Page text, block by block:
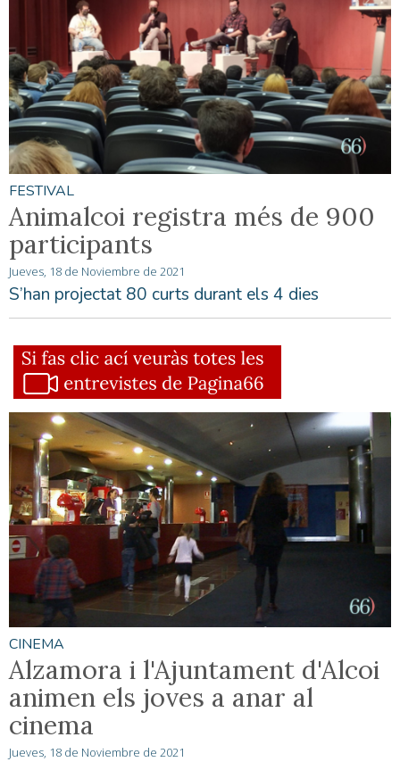
FESTIVAL
Animalcoi registra més de 900
participants
Jueves, 18 de Noviembre de 2021
S’han projectat 80 curts durant els 4 dies
CINEMA
Alzamora i l'Ajuntament d'Alcoi
animen els joves a anar al
cinema
Jueves, 18 de Noviembre de 2021